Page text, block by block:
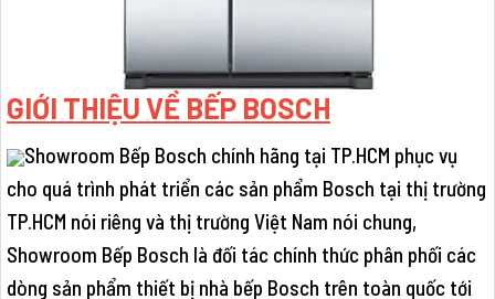
GIỚI THIỆU VỀ BẾP BOSCH
Showroom Bếp Bosch chính hãng tại TP.HCM phục vụ
cho quá trình phát triển các sản phẩm Bosch tại thị trường
TP.HCM nói riêng và thị trường Việt Nam nói chung,
Showroom Bếp Bosch là đối tác chính thức phân phối các
dòng sản phẩm thiết bị nhà bếp Bosch trên toàn quốc tới